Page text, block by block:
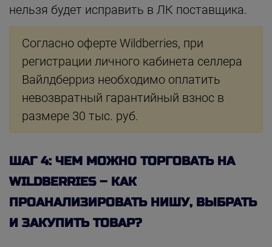
нельзя будет исправить в ЛК поставщика.
Согласно оферте Wildberries, при
регистрации личного кабинета селлера
Вайлдберриз необходимо оплатить
невозвратный гарантийный взнос в
размере 30 тыс. руб.
ШАГ 4: ЧЕМ МОЖНО ТОРГОВАТЬ НА
WILDBERRIES – КАК
ПРОАНАЛИЗИРОВАТЬ НИШУ, ВЫБРАТЬ
И ЗАКУПИТЬ ТОВАР?